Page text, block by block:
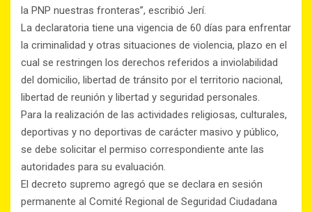
la PNP nuestras fronteras”, escribió Jerí.
La declaratoria tiene una vigencia de 60 días para enfrentar
la criminalidad y otras situaciones de violencia, plazo en el
cual se restringen los derechos referidos a inviolabilidad
del domicilio, libertad de tránsito por el territorio nacional,
libertad de reunión y libertad y seguridad personales.
Para la realización de las actividades religiosas, culturales,
deportivas y no deportivas de carácter masivo y público,
se debe solicitar el permiso correspondiente ante las
autoridades para su evaluación.
El decreto supremo agregó que se declara en sesión
permanente al Comité Regional de Seguridad Ciudadana